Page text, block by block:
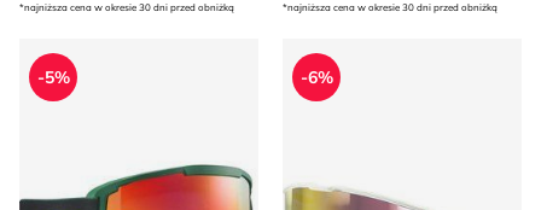
*najniższa cena w okresie 30 dni przed obniżką *najniższa cena w okresie 30 dni przed obniżką
Okulary przeciwsłoneczne Julbo
-5%
Okulary przeciwsłoneczne
-6%